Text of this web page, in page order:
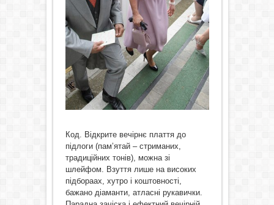
Код. Відкрите вечірнє плаття до
підлоги (пам’ятай – стриманих,
традиційних тонів), можна зі
шлейфом. Взуття лише на високих
підбораах, хутро і коштовності,
бажано діаманти, атласні рукавички.